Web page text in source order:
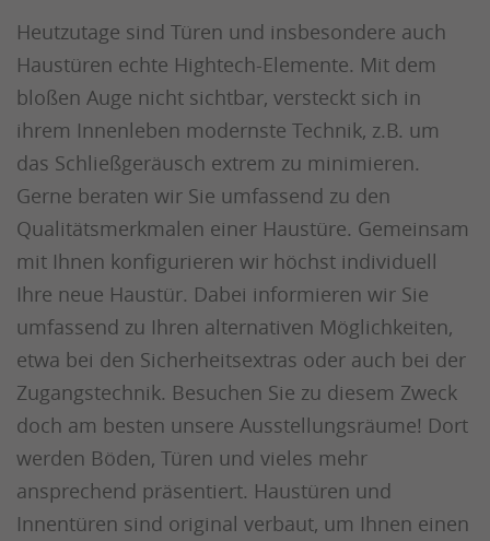
Heutzutage sind Türen und insbesondere auch
Haustüren echte Hightech-Elemente. Mit dem
bloßen Auge nicht sichtbar, versteckt sich in
ihrem Innenleben modernste Technik, z.B. um
das Schließgeräusch extrem zu minimieren.
Gerne beraten wir Sie umfassend zu den
Qualitätsmerkmalen einer Haustüre. Gemeinsam
mit Ihnen konfigurieren wir höchst individuell
Ihre neue Haustür. Dabei informieren wir Sie
umfassend zu Ihren alternativen Möglichkeiten,
etwa bei den Sicherheitsextras oder auch bei der
Zugangstechnik. Besuchen Sie zu diesem Zweck
doch am besten unsere Ausstellungsräume! Dort
werden Böden, Türen und vieles mehr
ansprechend präsentiert. Haustüren und
Innentüren sind original verbaut, um Ihnen einen